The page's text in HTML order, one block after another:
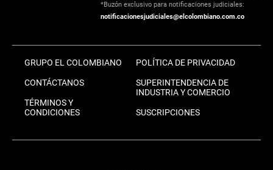
*Buzón exclusivo para notificaciones judiciales:
notificacionesjudiciales@elcolombiano.com.co
GRUPO EL COLOMBIANO
CONTÁCTANOS
TÉRMINOS Y
CONDICIONES
POLÍTICA DE PRIVACIDAD
SUPERINTENDENCIA DE
INDUSTRIA Y COMERCIO
SUSCRIPCIONES